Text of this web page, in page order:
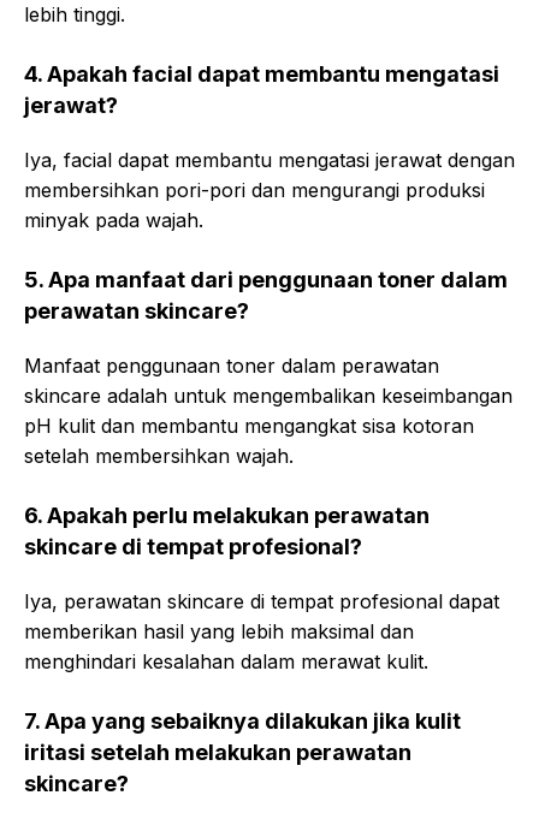
lebih tinggi.
4. Apakah facial dapat membantu mengatasi
jerawat?
Iya, facial dapat membantu mengatasi jerawat dengan
membersihkan pori-pori dan mengurangi produksi
minyak pada wajah.
5. Apa manfaat dari penggunaan toner dalam
perawatan skincare?
Manfaat penggunaan toner dalam perawatan
skincare adalah untuk mengembalikan keseimbangan
pH kulit dan membantu mengangkat sisa kotoran
setelah membersihkan wajah.
6. Apakah perlu melakukan perawatan
skincare di tempat profesional?
Iya, perawatan skincare di tempat profesional dapat
memberikan hasil yang lebih maksimal dan
menghindari kesalahan dalam merawat kulit.
7. Apa yang sebaiknya dilakukan jika kulit
iritasi setelah melakukan perawatan
skincare?